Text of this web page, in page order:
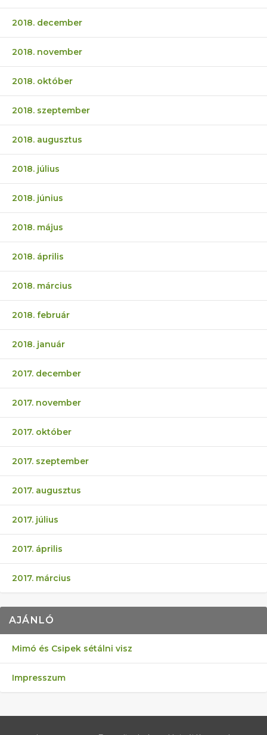
2018. december
2018. november
2018. október
2018. szeptember
2018. augusztus
2018. július
2018. június
2018. május
2018. április
2018. március
2018. február
2018. január
2017. december
2017. november
2017. október
2017. szeptember
2017. augusztus
2017. július
2017. április
2017. március
AJÁNLÓ
Mimó és Csipek sétálni visz
Impresszum